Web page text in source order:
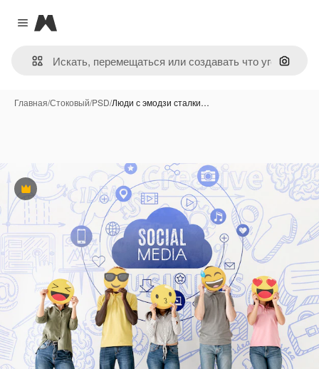
Close menu
Magnific
Поиск
Главная/Стоковый/PSD/Люди с эмодзи сталки…
Премиум